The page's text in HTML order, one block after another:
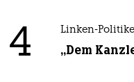
4 Linken-
„Dem